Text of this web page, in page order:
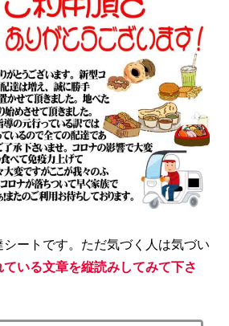
ートです。ただ気づく人は気づい
ている文章を縦読みしてみて下さ